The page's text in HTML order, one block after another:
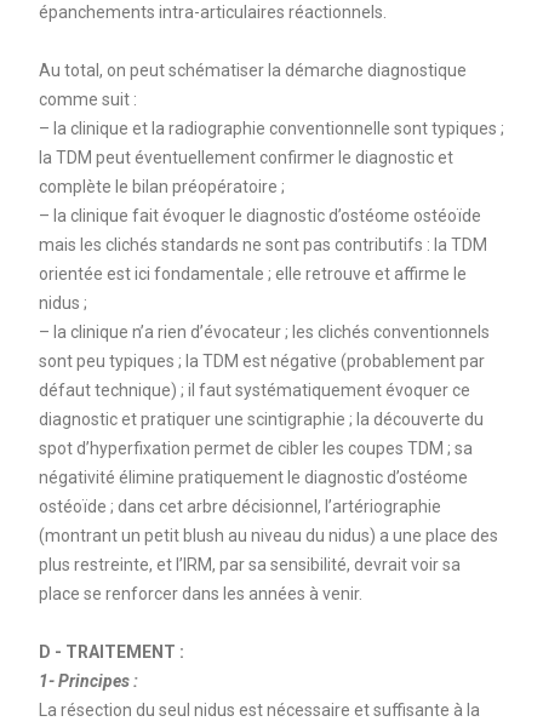
épanchements intra-articulaires réactionnels.
Au total, on peut schématiser la démarche diagnostique
comme suit :
– la clinique et la radiographie conventionnelle sont typiques ;
la TDM peut éventuellement confirmer le diagnostic et
complète le bilan préopératoire ;
– la clinique fait évoquer le diagnostic d’ostéome ostéoïde
mais les clichés standards ne sont pas contributifs : la TDM
orientée est ici fondamentale ; elle retrouve et affirme le
nidus ;
– la clinique n’a rien d’évocateur ; les clichés conventionnels
sont peu typiques ; la TDM est négative (probablement par
défaut technique) ; il faut systématiquement évoquer ce
diagnostic et pratiquer une scintigraphie ; la découverte du
spot d’hyperfixation permet de cibler les coupes TDM ; sa
négativité élimine pratiquement le diagnostic d’ostéome
ostéoïde ; dans cet arbre décisionnel, l’artériographie
(montrant un petit blush au niveau du nidus) a une place des
plus restreinte, et l’IRM, par sa sensibilité, devrait voir sa
place se renforcer dans les années à venir.
D - TRAITEMENT :
1- Principes :
La résection du seul nidus est nécessaire et suffisante à la